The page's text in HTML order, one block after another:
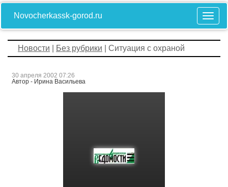
Novocherkassk-gorod.ru
Новости Без рубрики | Ситуация с охраной
30 апреля 2002 07:26
Автор - Ирина Васильева